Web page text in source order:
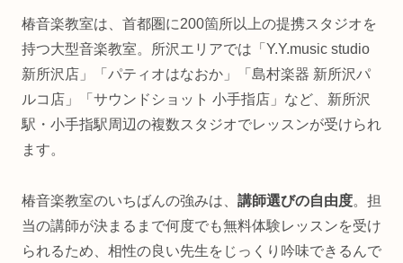
椿音楽教室は、首都圏に200箇所以上の提携スタジオを
持つ大型音楽教室。所沢エリアでは「Y.Y.music studio
新所沢店」「パティオはなおか」「島村楽器 新所沢パ
ルコ店」「サウンドショット 小手指店」など、新所沢
駅・小手指駅周辺の複数スタジオでレッスンが受けられ
ます。
椿音楽教室のいちばんの強みは、 講師選びの自由度。担
当の講師が決まるまで何度でも無料体験レッスンを受け
られるため、相性の良い先生をじっくり吟味できるんで